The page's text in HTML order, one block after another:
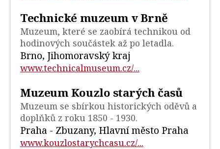
Technické muzeum v Brně
Muzeum, které se zaobírá technikou od
hodinových součástek až po letadla.
Brno, Jihomoravský kraj
www.technicalmuseum.cz/...
Muzeum Kouzlo starých časů
Muzeum se sbírkou historických oděvů a
doplňků z roku 1850 - 1930.
Praha - Zbuzany, Hlavní město Praha
www.kouzlostarychcasu.cz/...